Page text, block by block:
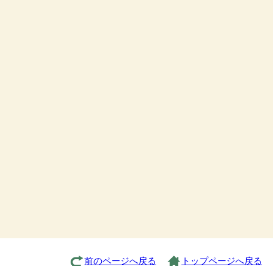
前のページへ戻る トップページへ戻る